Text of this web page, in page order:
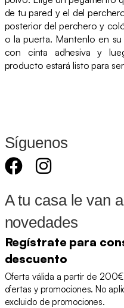
de tu pared y el del
posterior del perchero y
o la puerta. Mantenlo en
con cinta adhesiva y
producto estará listo para
Síguenos
A tu casa le van
novedades
Regístrate para
descuento
Oferta válida a partir de
ofertas y promociones. No
excluido de promociones.